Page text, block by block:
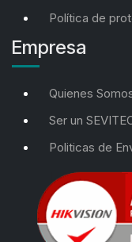
Política de
Empresa
Quienes
Ser un
Politicas de